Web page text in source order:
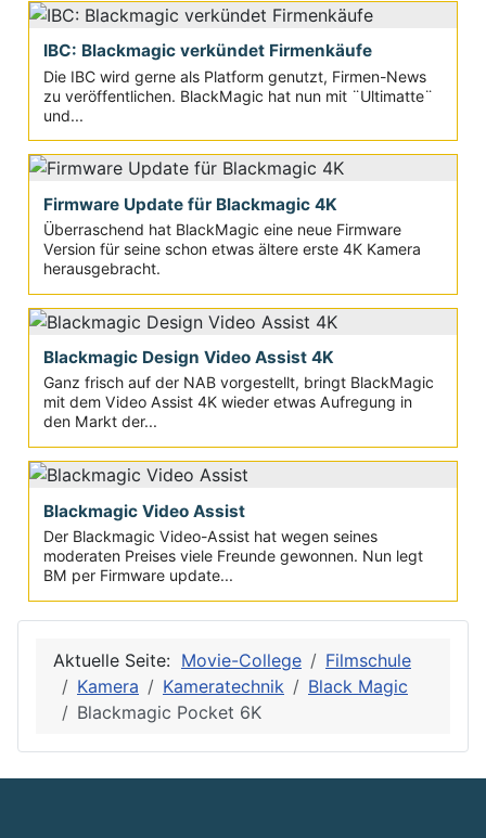
IBC: Blackmagic verkündet Firmenkäufe
Die IBC wird gerne als Platform genutzt, Firmen-News
zu veröffentlichen. BlackMagic hat nun mit ¨Ultimatte¨
und...
Firmware Update für Blackmagic 4K
Überraschend hat BlackMagic eine neue Firmware
Version für seine schon etwas ältere erste 4K Kamera
herausgebracht.
Blackmagic Design Video Assist 4K
Ganz frisch auf der NAB vorgestellt, bringt BlackMagic
mit dem Video Assist 4K wieder etwas Aufregung in
den Markt der...
Blackmagic Video Assist
Der Blackmagic Video-Assist hat wegen seines
moderaten Preises viele Freunde gewonnen. Nun legt
BM per Firmware update...
Aktuelle Seite: Movie-College
Filmschule
Kamera
Kameratechnik
Black Magic
Blackmagic Pocket 6K